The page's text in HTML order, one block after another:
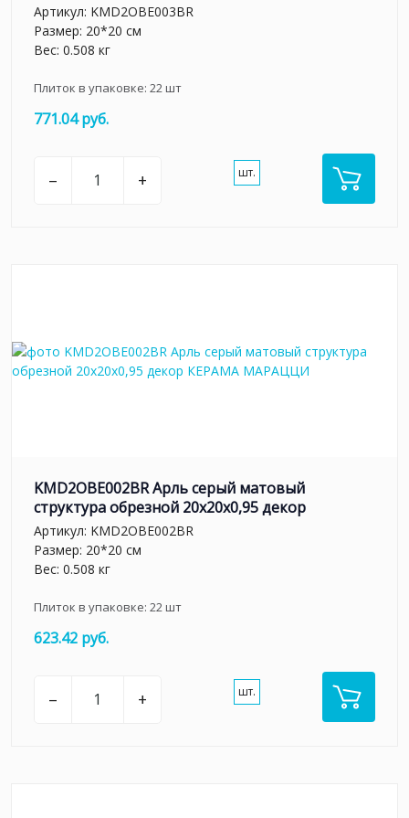
Артикул: KMD2OBE003BR
Размер: 20*20 см
Вес: 0.508 кг
Плиток в упаковке: 22шт
771.04 руб.
– + шт.
KMD2OBE002BR Арль серый матовый
структура обрезной 20x20x0,95 декор
Артикул: KMD2OBE002BR
Размер: 20*20 см
Вес: 0.508 кг
Плиток в упаковке: 22шт
623.42 руб.
– + шт.